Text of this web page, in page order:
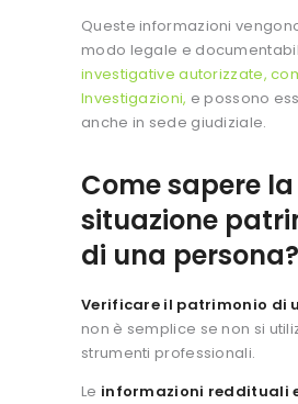
Queste informazioni
modo legale e
investigative autorizzate,
Investigazioni, e possono
anche in sede giudiziale.
Come sapere la
situazione
di una persona?
Verificare il patrimonio di
non è semplice se non si
strumenti professionali.
Le informazioni reddituali